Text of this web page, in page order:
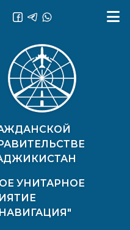
УНИТАРНОЕ